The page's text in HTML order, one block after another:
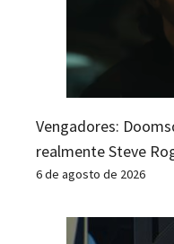
Vengadores:
realmente Steve
6 de agosto de 2026